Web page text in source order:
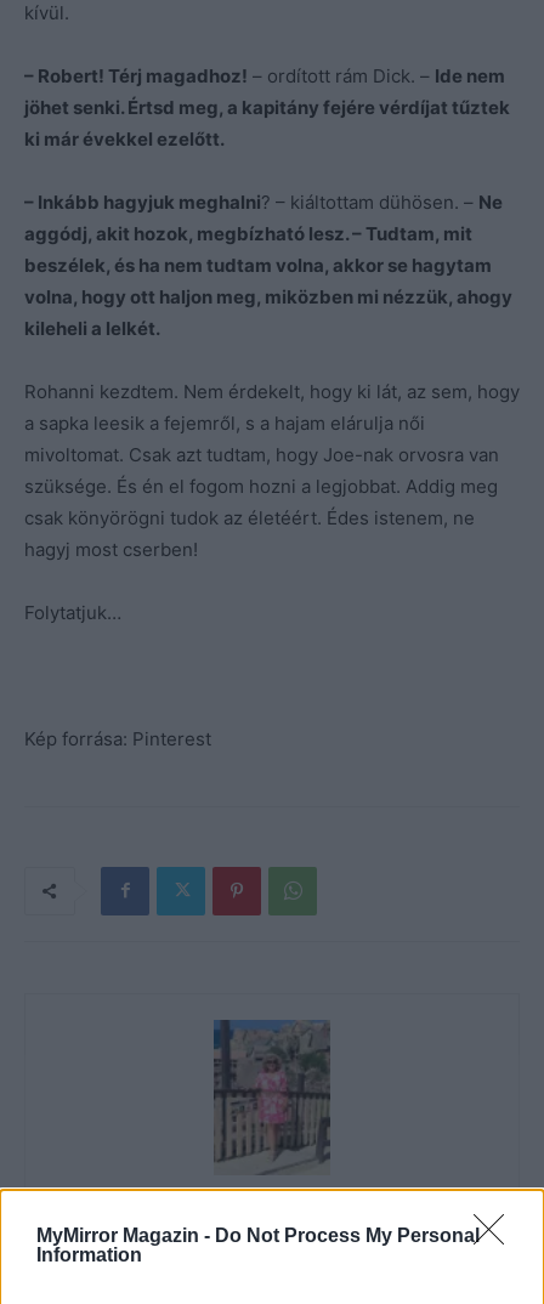
MyMirror Magazin - Do Not Process My Personal
Information
kívül.
– Robert! Térj magadhoz! – ordított rám Dick. – Ide nem
jöhet senki. Értsd meg, a kapitány fejére vérdíjat tűztek
ki már évekkel ezelőtt.
– Inkább hagyjuk meghalni? – kiáltottam dühösen. – Ne
aggódj, akit hozok, megbízható lesz. – Tudtam, mit
beszélek, és ha nem tudtam volna, akkor se hagytam
volna, hogy ott haljon meg, miközben mi nézzük, ahogy
kileheli a lelkét.
Rohanni kezdtem. Nem érdekelt, hogy ki lát, az sem, hogy
a sapka leesik a fejemről, s a hajam elárulja női
mivoltomat. Csak azt tudtam, hogy Joe-nak orvosra van
szüksége. És én el fogom hozni a legjobbat. Addig meg
csak könyörögni tudok az életéért. Édes istenem, ne
hagyj most cserben!
Folytatjuk…
Kép forrása: Pinterest
Oktatás és nevelés területén dolgozom, de minden